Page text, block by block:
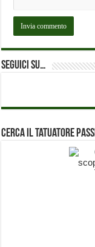
Seguici su…
Cerca il Tatuatore